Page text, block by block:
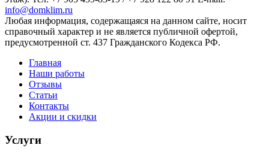
info@domklim.ru
Любая информация, содержащаяся на данном сайте, носит
справочный характер и не является публичной офертой,
предусмотренной ст. 437 Гражданского Кодекса РФ.
Главная
Наши работы
Отзывы
Статьи
Контакты
Акции и скидки
Услуги